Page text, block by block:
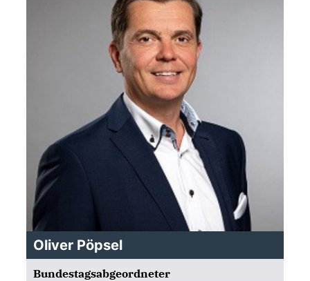
Oliver Pöpsel
Bundestagsabgeordneter